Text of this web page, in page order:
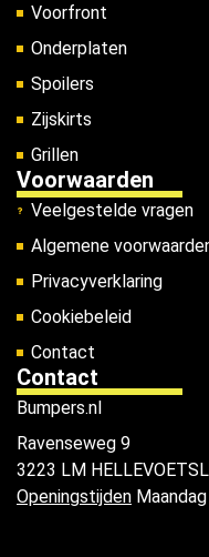
Voorfront
Onderplaten
Spoilers
Zijskirts
Grillen
Voorwaarden
Veelgestelde vragen
Algemene
Privacyverklaring
Cookiebeleid
Contact
Contact
Bumpers.nl
Ravenseweg 9
3223 LM
Openingstijden